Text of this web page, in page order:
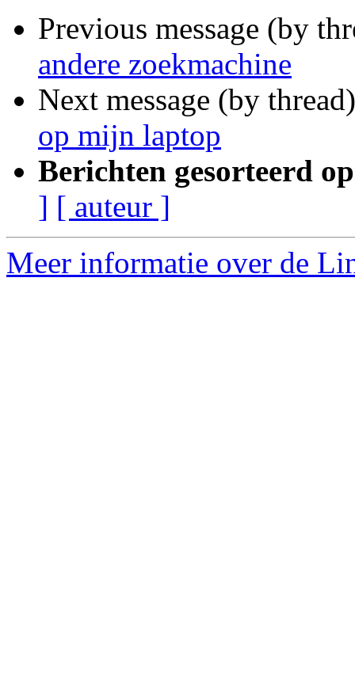
Previous message (by
andere zoekmachine
Next message (by
op mijn laptop
Berichten gesorteerd
] [ auteur ]
Meer informatie over de